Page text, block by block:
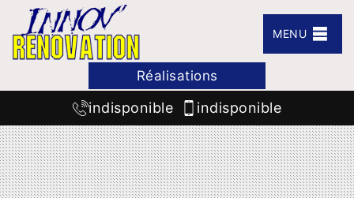
MENU
Réalisations
indisponible indisponible